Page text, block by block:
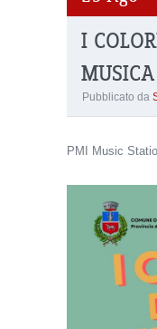
I
MUSICA
Pubblicato da
PMI Music